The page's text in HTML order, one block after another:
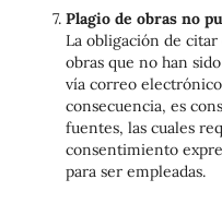
Plagio de obras no
La obligación de
obras que no han
vía correo
consecuencia, es
fuentes, las cuales
consentimiento
para ser empleadas.